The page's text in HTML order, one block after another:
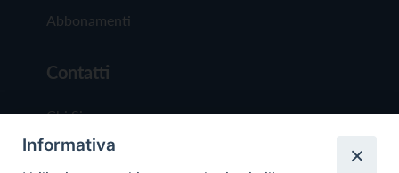
Abbonamenti
Contatti
Chi Siamo
Redazione
Informativa